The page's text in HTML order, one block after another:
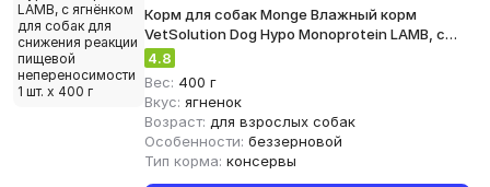
Корм для собак Monge Влажный корм
VetSolution Dog Hypo Monoprotein LAMB, с
ягнёнком для собак для снижения реакции
пищевой непереносимости 1 шт. х 400 г
4.8
Вес: 400 г
Вкус: ягненок
Возраст: для взрослых собак
Особенности: беззерновой
Тип корма: консервы